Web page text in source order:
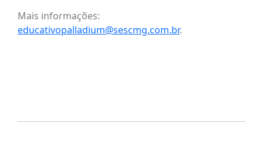
Mais informações:
educativopalladium@sescmg.com.br.